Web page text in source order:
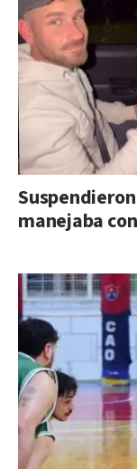
manejaba